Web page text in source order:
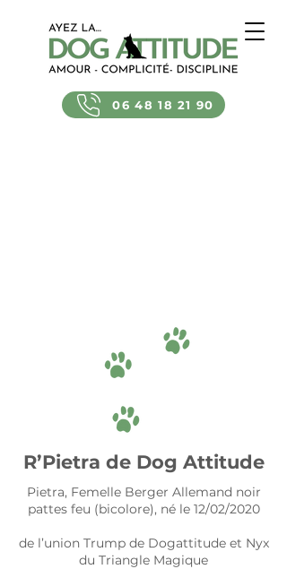
06 48 18 21 90
R’Pietra de Dog Attitude
Pietra, Femelle Berger Allemand noir
pattes feu (bicolore), né le 12/02/2020
de l’union Trump de Dogattitude et Nyx
du Triangle Magique